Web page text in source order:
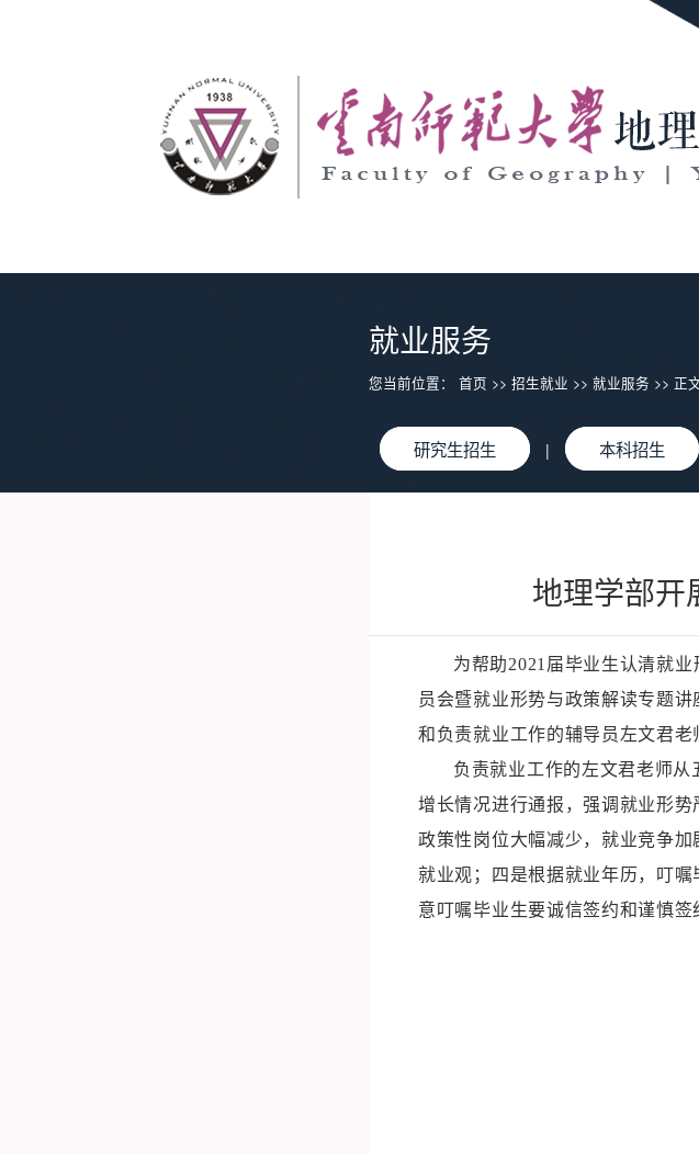
就业服务
您当前位置： 首页 >> 招生就业 >> 就业服务 >> 正
研究生招生 | 本科招生
地理学部开
为帮助2021届毕业生认清就
员会暨就业形势与政策解读专题讲
和负责就业工作的辅导员左文君老
负责就业工作的左文君老师
增长情况进行通报，强调就业形
政策性岗位大幅减少，就业竞争
就业观；四是根据就业年历，叮
意叮嘱毕业生要诚信签约和谨慎签